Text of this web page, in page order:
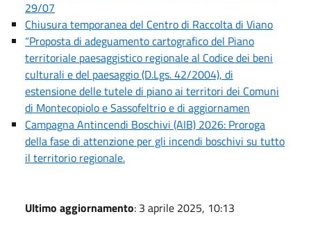
29/07
Chiusura temporanea del Centro di Raccolta di Viano
“Proposta di adeguamento cartografico del Piano
territoriale paesaggistico regionale al Codice dei beni
culturali e del paesaggio (D.Lgs. 42/2004), di
estensione delle tutele di piano ai territori dei Comuni
di Montecopiolo e Sassofeltrio e di aggiornamen
Campagna Antincendi Boschivi (AIB) 2026: Proroga
della fase di attenzione per gli incendi boschivi su tutto
il territorio regionale.
Ultimo aggiornamento: 3 aprile 2025, 10:13